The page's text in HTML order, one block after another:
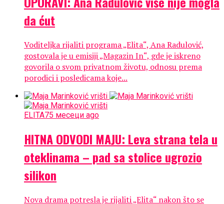
da ćut
Voditeljka rijaliti programa „Elita“, Ana Radulović,
gostovala je u emisiji „Magazin In“, gde je iskreno
govorila o svom privatnom životu, odnosu prema
porodici i posledicama koje...
ELITA75 месеци ago
HITNA ODVODI MAJU: Leva strana tela u
oteklinama – pad sa stolice ugrozio
silikon
Nova drama potresla je rijaliti „Elita“ nakon što se